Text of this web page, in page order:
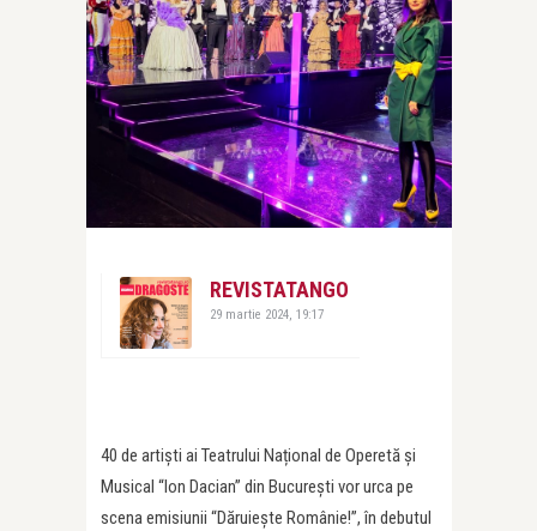
REVISTATANGO
29 martie 2024, 19:17
40 de artiști ai Teatrului Național de Operetă și
Musical “Ion Dacian” din București vor urca pe
scena emisiunii “Dăruiește Românie!”, în debutul